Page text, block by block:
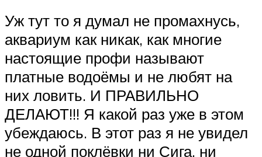
Уж тут то я думал не промахнусь,
аквариум как никак, как многие
настоящие профи называют
платные водоёмы и не любят на
них ловить. И ПРАВИЛЬНО
ДЕЛАЮТ!!! Я какой раз уже в этом
убеждаюсь. В этот раз я не увидел
не одной поклёвки ни Сига, ни